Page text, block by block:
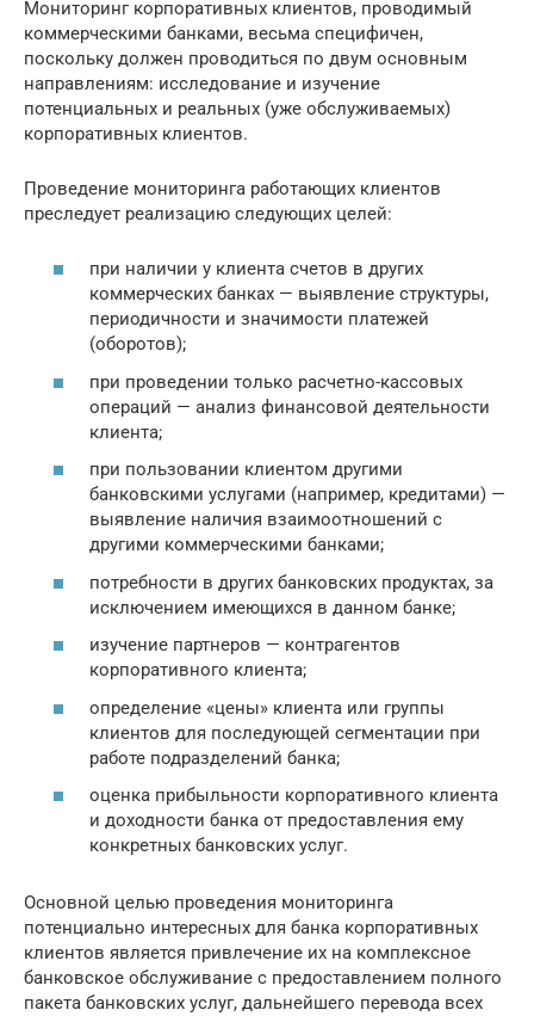
Мониторинг корпоративных клиентов, проводимый
коммерческими банками, весьма специфичен,
поскольку должен проводиться по двум основным
направлениям: исследование и изучение
потенциальных и реальных (уже обслуживаемых)
корпоративных клиентов.
Проведение мониторинга работающих клиентов
преследует реализацию следующих целей:
при наличии у клиента счетов в других
коммерческих банках — выявление структуры,
периодичности и значимости платежей
(оборотов);
при проведении только расчетно-кассовых
операций — анализ финансовой деятельности
клиента;
при пользовании клиентом другими
банковскими услугами (например, кредитами) —
выявление наличия взаимоотношений с
другими коммерческими банками;
потребности в других банковских продуктах, за
исключением имеющихся в данном банке;
изучение партнеров — контрагентов
корпоративного клиента;
определение «цены» клиента или группы
клиентов для последующей сегментации при
работе подразделений банка;
оценка прибыльности корпоративного клиента
и доходности банка от предоставления ему
конкретных банковских услуг.
Основной целью проведения мониторинга
потенциально интересных для банка корпоративных
клиентов является привлечение их на комплексное
банковское обслуживание с предоставлением полного
пакета банковских услуг, дальнейшего перевода всех